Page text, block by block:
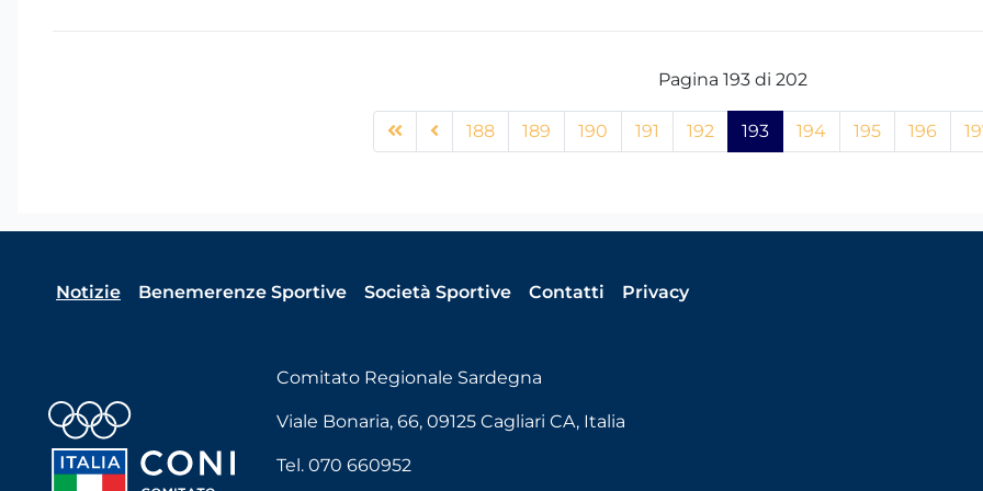
Pagina 193 di 202
188 189 190 191 192 193 194 195 196
Notizie Benemerenze Sportive Società Sportive Contatti Privacy
Comitato Regionale Sardegna
Viale Bonaria, 66, 09125 Cagliari CA, Italia
Tel. 070 660952